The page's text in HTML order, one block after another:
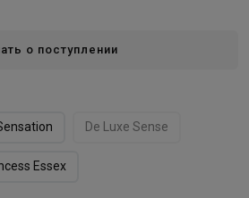
о поступлении
De Luxe Sense
Essex